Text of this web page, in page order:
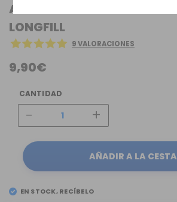
AROMA LEMON TART DINNER LADY 14ML
LONGFILL
9 VALORACIONES
9,90€
CANTIDAD
- +
AÑADIR A LA CESTA
EN STOCK, RECÍBELO